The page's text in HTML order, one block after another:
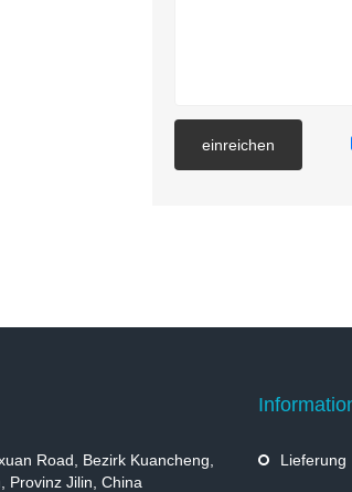
einreichen
Road, Bezirk Kuancheng,
Provinz Jilin, China
Lieferung